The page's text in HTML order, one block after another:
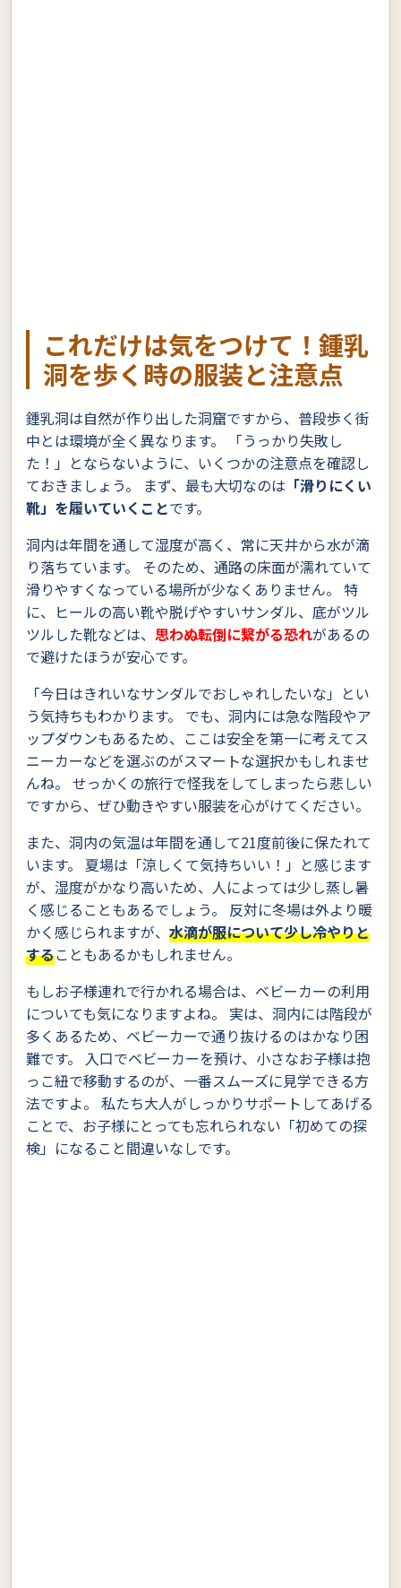
これだけは気をつけて！鍾乳
洞を歩く時の服装と注意点
鍾乳洞は自然が作り出した洞窟ですから、普段歩く街
中とは環境が全く異なります。 「うっかり失敗し
た！」とならないように、いくつかの注意点を確認し
ておきましょう。 まず、最も大切なのは 「滑りにくい
靴」を履いていくことです。
洞内は年間を通して湿度が高く、常に天井から水が滴
り落ちています。 そのため、通路の床面が濡れていて
滑りやすくなっている場所が少なくありません。 特
に、ヒールの高い靴や脱げやすいサンダル、底がツル
ツルした靴などは、 思わぬ転倒に繋がる恐れがあるの
で避けたほうが安心です。
「今日はきれいなサンダルでおしゃれしたいな」とい
う気持ちもわかります。 でも、洞内には急な階段やア
ップダウンもあるため、ここは安全を第一に考えてス
ニーカーなどを選ぶのがスマートな選択かもしれませ
んね。 せっかくの旅行で怪我をしてしまったら悲しい
ですから、ぜひ動きやすい服装を心がけてください。
また、洞内の気温は年間を通して21度前後に保たれて
います。 夏場は「涼しくて気持ちいい！」と感じます
が、湿度がかなり高いため、人によっては少し蒸し暑
く感じることもあるでしょう。 反対に冬場は外より暖
かく感じられますが、 水滴が服について少し冷やりと
することもあるかもしれません。
もしお子様連れで行かれる場合は、ベビーカーの利用
についても気になりますよね。 実は、洞内には階段が
多くあるため、ベビーカーで通り抜けるのはかなり困
難です。 入口でベビーカーを預け、小さなお子様は抱
っこ紐で移動するのが、一番スムーズに見学できる方
法ですよ。 私たち大人がしっかりサポートしてあげる
ことで、お子様にとっても忘れられない「初めての探
検」になること間違いなしです。